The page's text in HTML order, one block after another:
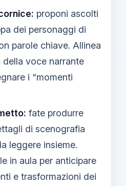
proponi ascolti
dei personaggi di
parole chiave. Allinea
della voce narrante
i “momenti
fate produrre
di scenografia
leggere insieme.
in aula per anticipare
e trasformazioni dei